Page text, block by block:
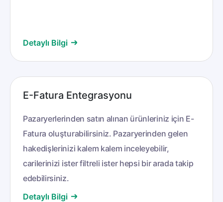
Detaylı Bilgi
E-Fatura Entegrasyonu
Pazaryerlerinden satın alınan ürünleriniz için E-
Fatura oluşturabilirsiniz. Pazaryerinden gelen
hakedişlerinizi kalem kalem inceleyebilir,
carilerinizi ister filtreli ister hepsi bir arada takip
edebilirsiniz.
Detaylı Bilgi